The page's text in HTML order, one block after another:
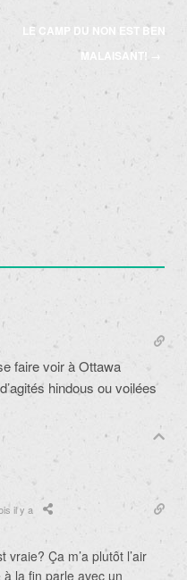
LE CAMP DU NON EST BEN
MALAISANT!
→
faire voir à Ottawa
hindous ou voilées
il y a
Ça m’a plutôt l’air
à la fin parle avec un